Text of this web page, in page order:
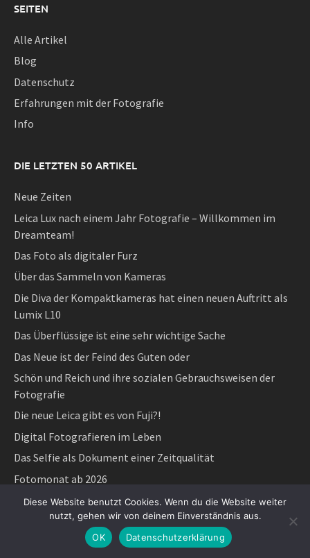
SEITEN
Alle Artikel
Blog
Datenschutz
Erfahrungen mit der Fotografie
Info
DIE LETZTEN 50 ARTIKEL
Neue Zeiten
Leica Lux nach einem Jahr Fotografie – Willkommen im
Dreamteam!
Das Foto als digitaler Furz
Über das Sammeln von Kameras
Die Diva der Kompaktkameras hat einen neuen Auftritt als
Lumix L10
Das Überflüssige ist eine sehr wichtige Sache
Das Neue ist der Feind des Guten oder
Schön und Reich und ihre sozialen Gebrauchsweisen der
Fotografie
Die neue Leica gibt es von Fuji?!
Digital Fotografieren im Leben
Das Selfie als Dokument einer Zeitqualität
Fotomonat ab 2026
Die kleine mühselige Welt des Jungen Hermann Enters,
hrsg. Klaus Goebel/Günther Voigt
„Geschichte kann man schreiben – oder fotografieren“
Diese Website benutzt Cookies. Wenn du die Website weiter
nutzt, gehen wir von deinem Einverständnis aus.
OK
Datenschutzerklärung